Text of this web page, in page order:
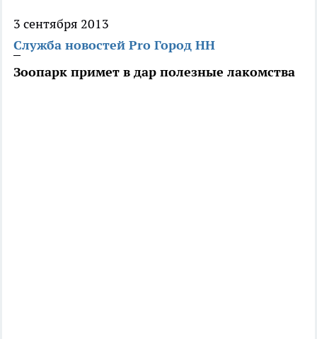
3 сентября 2013
Служба новостей Pro Город НН
Зоопарк примет в дар полезные лакомства